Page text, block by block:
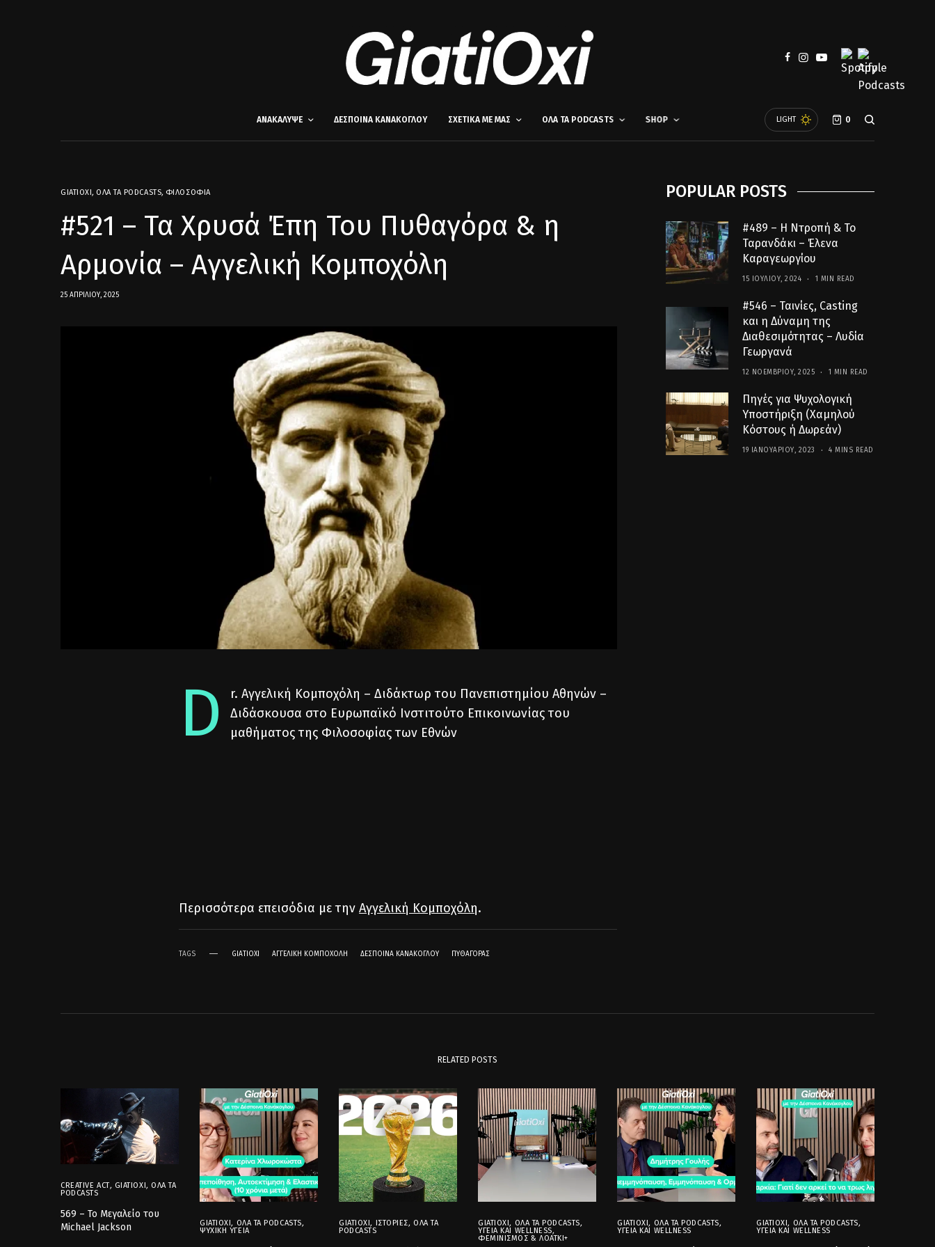
ΑΝΑΚΑΛΥΨΕ ΔΕΣΠΟΙΝΑ ΚΑΝΑΚΟΓΛΟΥ ΣΧΕΤΙΚΑ ΜΕ ΜΑΣ ΟΛΑ ΤΑ PODCASTS SHOP LIGHT 0
GIATIOXI, ΌΛΑ ΤΑ PODCASTS, ΦΙΛΟΣΟΦΊΑ
#521 – Τα Χρυσά Έπη Του Πυθαγόρα & η
Αρμονία – Αγγελική Κομποχόλη
25 ΑΠΡΙΛΊΟΥ, 2025
D
r. Αγγελική Κομποχόλη – Διδάκτωρ του Πανεπιστημίου Αθηνών –
Διδάσκουσα στο Ευρωπαϊκό Ινστιτούτο Επικοινωνίας του
μαθήματος της Φιλοσοφίας των Εθνών
Περισσότερα επεισόδια με τηνΑγγελική Κομποχόλη.
TAGS GIATIOXI ΑΓΓΕΛΙΚΉ ΚΟΜΠΟΧΌΛΗ ΔΈΣΠΟΙΝΑ ΚΑΝΆΚΟΓΛΟΥ ΠΥΘΑΓΌΡΑΣ
POPULAR POSTS
#489 – Η Ντροπή & Το
Ταρανδάκι – Έλενα
Καραγεωργίου
15 ΙΟΥΛΊΟΥ, 2024 1 MIN READ
#546 – Ταινίες, Casting
και η Δύναμη της
Διαθεσιμότητας – Λυδία
Γεωργανά
12 ΝΟΕΜΒΡΊΟΥ, 2025 1 MIN READ
Πηγές για Ψυχολογική
Υποστήριξη (Χαμηλού
Κόστους ή Δωρεάν)
19 ΙΑΝΟΥΑΡΊΟΥ, 2023 4 MINS READ
RELATED POSTS
CREATIVE ACT, GIATIOXI,ΌΛΑ ΤΑ
PODCASTS
569 – Το Μεγαλείο του
Michael Jackson
GIATIOXI, ΌΛΑ ΤΑ PODCASTS,
ΨΥΧΙΚΉ ΥΓΕΊΑ
GIATIOXI, ΙΣΤΟΡΊΕΣ,ΌΛΑ ΤΑ
PODCASTS
GIATIOXI, ΌΛΑ ΤΑ PODCASTS,
ΥΓΕΊΑ ΚΑΙ WELLNESS,
ΦΕΜΙΝΙΣΜΌΣ & ΛΟΑΤΚΙ+
GIATIOXI, ΌΛΑ ΤΑ PODCASTS,
ΥΓΕΊΑ ΚΑΙ WELLNESS
GIATIOXI, ΌΛΑ ΤΑ PODCASTS,
ΥΓΕΊΑ ΚΑΙ WELLNESS